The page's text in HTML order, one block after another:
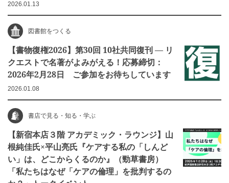
2026.01.13
図書館をつくる
【書物復権2026】第30回 10社共同復刊 ― リ
クエストで名著がよみがえる！応募締切：
2026年2月28日 ご参加をお待ちしています
2026.01.08
書店で見る・知る・学ぶ
【新宿本店３階 アカデミック・ラウンジ】山
根純佳氏×平山亮氏『ケアする私の「しんど
い」は、どこからくるのか』（勁草書房）
「私たちはなぜ「ケアの倫理」を批判するの